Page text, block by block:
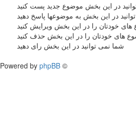
در این بخش موضوع جدید پست کنید
در این بخش به موضوعها پاسخ دهید
های خودتان را در این بخش ویرایش کنید
های خودتان را در این بخش حذف کنید
شما نمی توانید در این بخش رای دهید
Powered by phpBB ©